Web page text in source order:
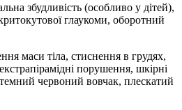
збудливість (особливо у дітей),
глаукоми, оборотний
маси тіла, стиснення в грудях,
порушення, шкірні
червоний вовчак, плескатий